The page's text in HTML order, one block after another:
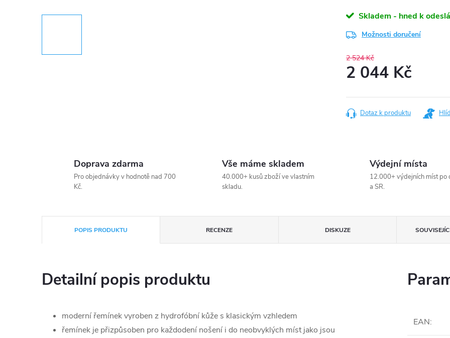
Skladem - hned k
Možnosti doručení
2 524 Kč
2 044 Kč
cena:
Dotaz k produktu
Doprava zdarma
Pro objednávky v hodnotě nad 700
Kč.
Vše máme skladem
40.000+ kusů zboží ve vlastním
skladu.
Výdejní místa
12.000+ výdejních míst po
a SR.
POPIS PRODUKTU RECENZE DISKUZE
Detailní popis produktu
moderní řemínek vyroben z hydrofóbní kůže s klasickým vzhledem
řemínek je přizpůsoben pro každodení nošení i do neobvyklých míst jako jsou
EAN: